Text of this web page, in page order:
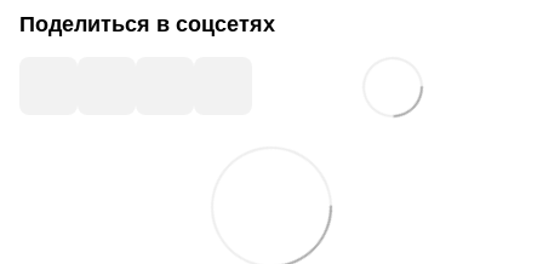
Поделиться в соцсетях